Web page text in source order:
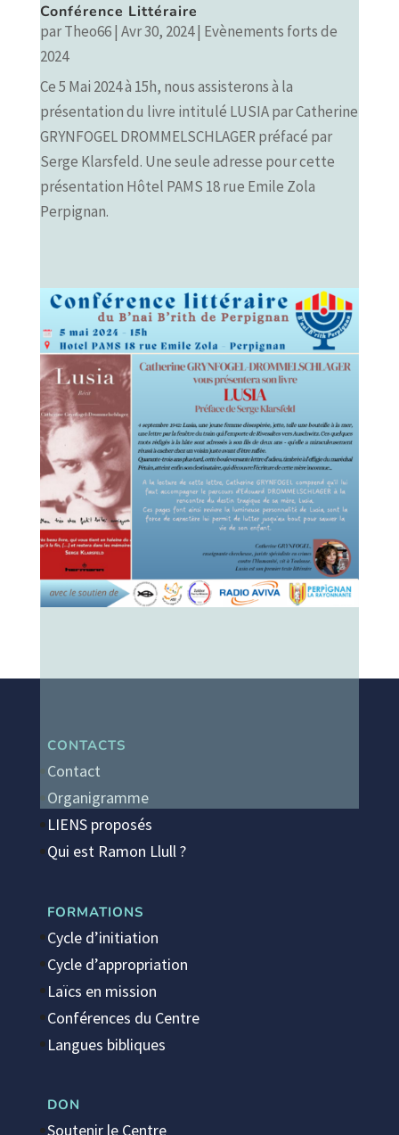
Conférence Littéraire
parTheo66| Avr 30, 2024| Evènements forts de
2024
Ce 5 Mai 2024 à 15h, nous assisterons à la
présentation du livre intitulé LUSIA par Catherine
GRYNFOGEL DROMMELSCHLAGER préfacé par
Serge Klarsfeld. Une seule adresse pour cette
présentation Hôtel PAMS 18 rue Emile Zola
Perpignan.
CONTACTS
Contact
Organigramme
LIENS proposés
Qui est Ramon Llull ?
FORMATIONS
Cycle d’initiation
Cycle d’appropriation
Laïcs en mission
Conférences du Centre
Langues bibliques
DON
Soutenir le Centre